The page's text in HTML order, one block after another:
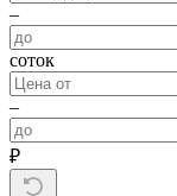
–
соток
–
₽